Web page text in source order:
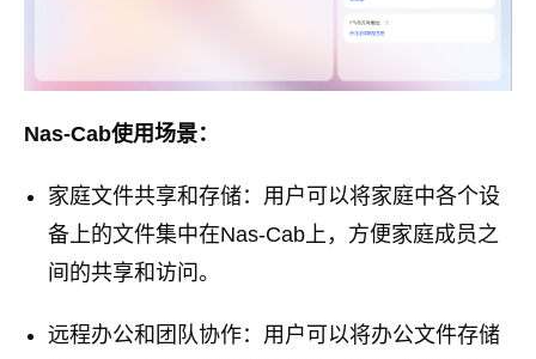
Nas-Cab使用场景：
家庭文件共享和存储：用户可以将家庭中各个设
备上的文件集中在Nas-Cab上，方便家庭成员之
间的共享和访问。
远程办公和团队协作：用户可以将办公文件存储